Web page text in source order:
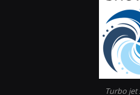
Turbo jet